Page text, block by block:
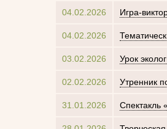
04.02.2026 Игра-
04.02.2026
03.02.2026 Урок
02.02.2026 Утренник
31.01.2026 Спектакль